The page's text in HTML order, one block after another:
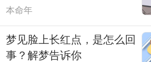
本命年
梦见脸上长红点，是怎么回
事？解梦告诉你